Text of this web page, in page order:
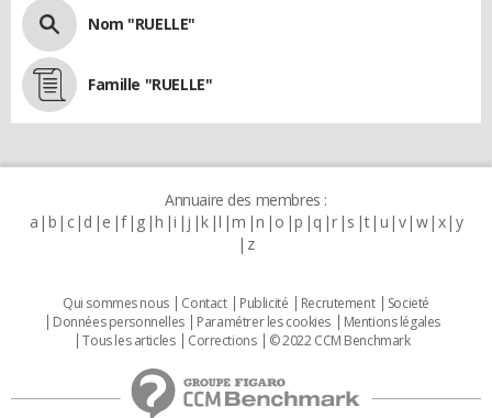
Nom "RUELLE"
Famille "RUELLE"
Annuaire des membres :
a b c d e f g h i j k l m n o p q r s t u v w x y
z
Qui sommes nous Contact Publicité Recrutement
Societé
Données personnelles
Paramétrer les cookies
Mentions légales
Tous les articles
Corrections © 2022 CCM Benchmark